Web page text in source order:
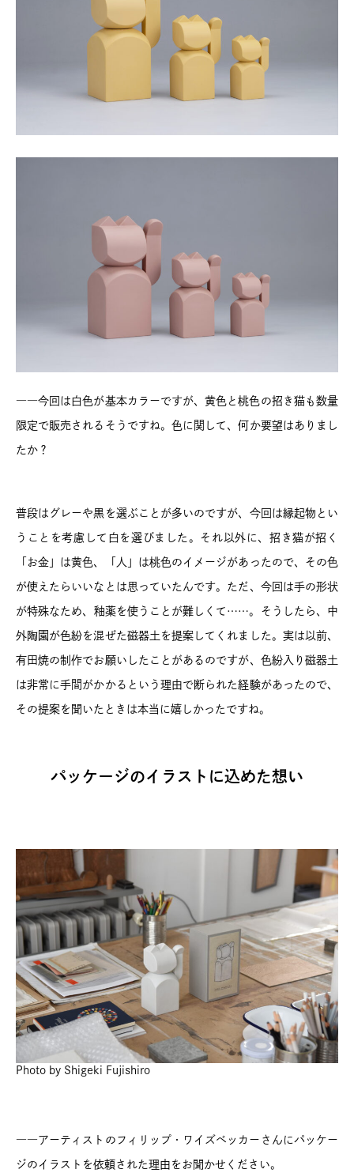
――今回は白色が基本カラーですが、黄色と桃色の招き猫も数量
限定で販売されるそうですね。色に関して、何か要望はありまし
たか？
普段はグレーや黒を選ぶことが多いのですが、今回は縁起物とい
うことを考慮して白を選びました。それ以外に、招き猫が招く
「お金」は黄色、「人」は桃色のイメージがあったので、その色
が使えたらいいなとは思っていたんです。ただ、今回は手の形状
が特殊なため、釉薬を使うことが難しくて……。そうしたら、中
外陶園が色紛を混ぜた磁器土を提案してくれました。実は以前、
有田焼の制作でお願いしたことがあるのですが、色紛入り磁器土
は非常に手間がかかるという理由で断られた経験があったので、
その提案を聞いたときは本当に嬉しかったですね。
パッケージのイラストに込めた想い
Photo by Shigeki Fujishiro
――アーティストのフィリップ・ワイズベッカーさんにパッケー
ジのイラストを依頼された理由をお聞かせください。